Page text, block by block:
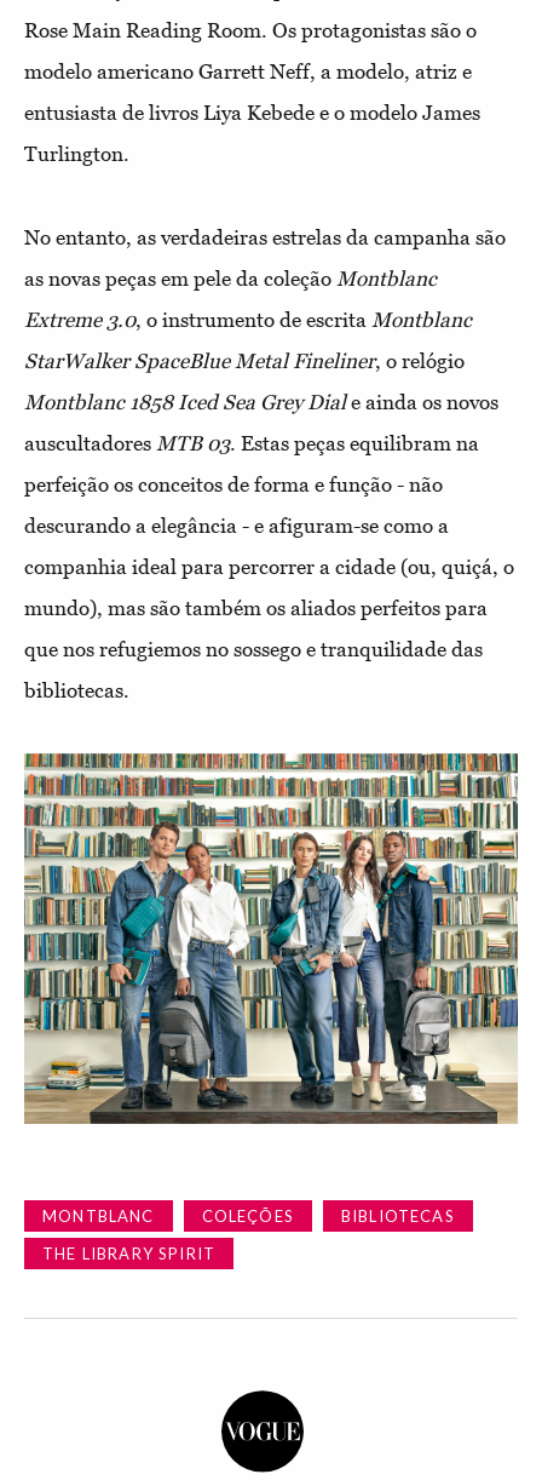
Rose Main Reading Room. Os protagonistas são o
modelo americano Garrett Neff, a modelo, atriz e
entusiasta de livros Liya Kebede e o modelo James
Turlington.
No entanto, as verdadeiras estrelas da campanha são
as novas peças em pele da coleção Montblanc
Extreme 3.0, o instrumento de escrita Montblanc
StarWalker SpaceBlue Metal Fineliner, o relógio
Montblanc 1858 Iced Sea Grey Diale ainda os novos
auscultadores MTB 03. Estas peças equilibram na
perfeição os conceitos de forma e função - não
descurando a elegância - e afiguram-se como a
companhia ideal para percorrer a cidade (ou, quiçá, o
mundo), mas são também os aliados perfeitos para
que nos refugiemos no sossego e tranquilidade das
bibliotecas.
MONTBLANC COLEÇÕES
BIBLIOTECAS
THE LIBRARY SPIRIT